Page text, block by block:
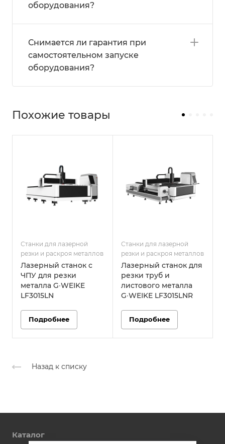
оборудования?
Снимается ли гарантия при
самостоятельном запуске
оборудования?
Похожие товары
Станки для лазерной
резки и раскроя металлов
Лазерный станок с
ЧПУ для резки
металла G∙WEIKE
LF3015LN
Подробнее
Станки для лазерной
резки и раскроя металлов
Лазерный станок для
резки труб и
листового металла
G∙WEIKE LF3015LNR
Подробнее
Назад к списку
Каталог